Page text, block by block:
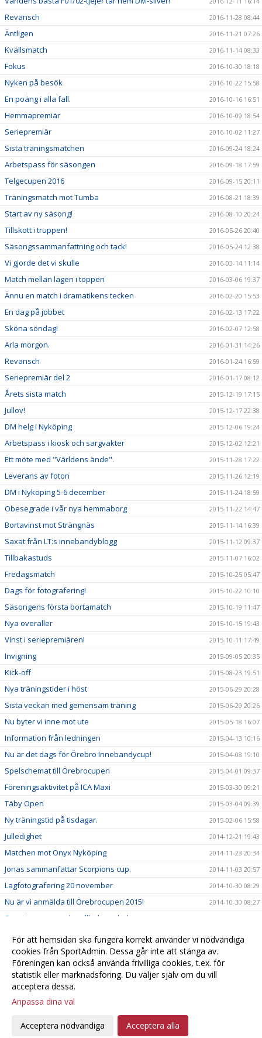
Revansch 2016-11-28 08:44
Äntligen 2016-11-21 07:26
Kvällsmatch 2016-11-14 08:33
Fokus 2016-10-30 18:18
Nyken på besök 2016-10-22 15:58
En poäng i alla fall. 2016-10-16 16:51
Hemmapremiär 2016-10-09 18:54
Seriepremiär 2016-10-02 11:27
Sista träningsmatchen 2016-09-24 18:24
Arbetspass för säsongen 2016-09-18 17:59
Telgecupen 2016 2016-09-15 20:11
Träningsmatch mot Tumba 2016-08-21 18:39
Start av ny säsong! 2016-08-10 20:24
Tillskott i truppen! 2016-05-26 20:40
Säsongssammanfattning och tack! 2016-05-24 12:38
Vi gjorde det vi skulle 2016-03-14 11:14
Match mellan lagen i toppen 2016-03-06 19:37
Ännu en match i dramatikens tecken 2016-02-20 15:53
En dag på jobbet 2016-02-13 17:22
Sköna söndag! 2016-02-07 12:58
Arla morgon. 2016-01-31 14:26
Revansch 2016-01-24 16:59
Seriepremiär del 2 2016-01-17 08:12
Årets sista match 2015-12-19 17:15
Jullov! 2015-12-17 22:38
DM helg i Nyköping 2015-12-06 19:24
Arbetspass i kiosk och sargvakter 2015-12-02 12:21
Ett möte med "Världens ände". 2015-11-28 17:22
Leverans av foton 2015-11-26 12:19
DM i Nyköping 5-6 december 2015-11-24 18:59
Obesegrade i vår nya hemmaborg 2015-11-22 14:47
Bortavinst mot Strängnäs 2015-11-14 16:39
Saxat från LT:s innebandyblogg 2015-11-12 09:37
Tillbakastuds 2015-11-07 16:02
Fredagsmatch 2015-10-25 05:47
Dags för fotografering! 2015-10-22 10:10
Säsongens första bortamatch 2015-10-19 11:47
Nya overaller 2015-10-15 19:43
Vinst i seriepremiären! 2015-10-11 17:49
Invigning 2015-09-05 20:35
Kick-off 2015-08-23 19:51
Nya träningstider i höst 2015-06-29 20:28
Sista veckan med gemensam träning 2015-06-29 20:26
Nu byter vi inne mot ute 2015-05-18 16:07
Information från ledningen 2015-04-13 10:16
Nu är det dags för Örebro Innebandycup! 2015-04-08 19:10
Spelschemat till Örebrocupen 2015-04-01 09:37
Föreningsaktivitet på ICA Maxi 2015-03-30 09:21
Täby Open 2015-03-04 09:39
Ny träningstid på tisdagar. 2015-02-06 15:58
Julledighet 2014-12-21 19:43
Matchen mot Onyx Nyköping 2014-11-23 20:34
Jonas sammanfattar Scorpions cup. 2014-11-03 20:57
Lagfotografering 20 november 2014-10-30 08:29
Nu är vi anmälda till Örebrocupen 2015! 2014-10-30 08:27
Scorpions cup under allhelgonahelgen
Silver i DM Flickor B 2014-09-29 11:05
Träningsmatch mot Tumba GOIF 2014-08-23 16:37
Nya träningstider i höst 2014-06-11 23:26
inställningar
Webbversion
För att hemsidan ska fungera korrekt använder vi nödvändiga
cookies från SportAdmin. Dessa går inte att stänga av.
Föreningen kan också använda frivilliga cookies, t.ex. för
statistik eller marknadsföring. Du väljer själv om du vill
acceptera dessa.
Anpassa dina val
Acceptera nödvändiga Acceptera alla